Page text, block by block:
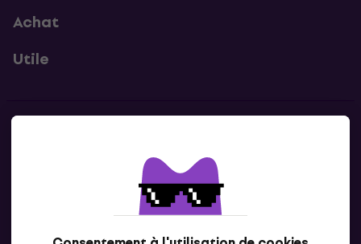
Achat
Utile
Contacte nous